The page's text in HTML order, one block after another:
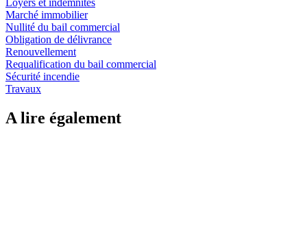
Loyers et indemnités
Marché immobilier
Nullité du bail commercial
Obligation de délivrance
Renouvellement
Requalification du bail commercial
Sécurité incendie
Travaux
A lire également